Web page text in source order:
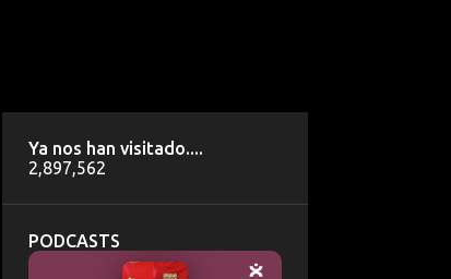
Ya nos han visitado....
2,897,562
PODCASTS